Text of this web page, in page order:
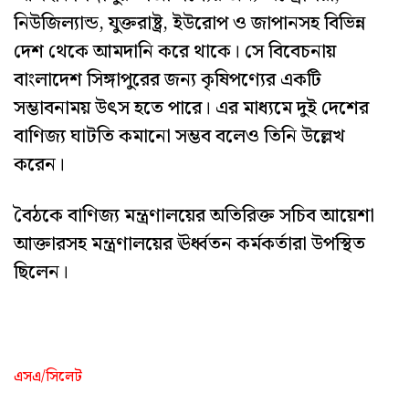
নিউজিল্যান্ড, যুক্তরাষ্ট্র, ইউরোপ ও জাপানসহ বিভিন্ন
দেশ থেকে আমদানি করে থাকে। সে বিবেচনায়
বাংলাদেশ সিঙ্গাপুরের জন্য কৃষিপণ্যের একটি
সম্ভাবনাময় উৎস হতে পারে। এর মাধ্যমে দুই দেশের
বাণিজ্য ঘাটতি কমানো সম্ভব বলেও তিনি উল্লেখ
করেন।
বৈঠকে বাণিজ্য মন্ত্রণালয়ের অতিরিক্ত সচিব আয়েশা
আক্তারসহ মন্ত্রণালয়ের ঊর্ধ্বতন কর্মকর্তারা উপস্থিত
ছিলেন।
এসএ/সিলেট